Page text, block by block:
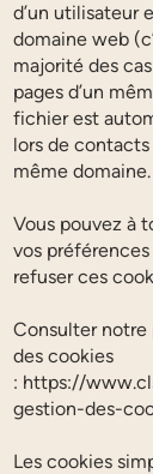
d’un utilisateur
domaine web
majorité des
pages d’un
fichier est
lors de
même domaine.
Vous pouvez à
vos
refuser ces
Consulter notre
des cookies
: https://
gestion-des-
Les cookies